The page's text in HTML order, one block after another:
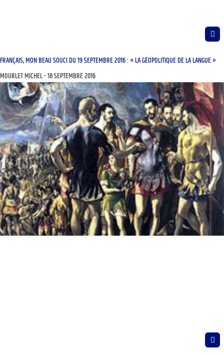
FRANÇAIS, MON BEAU SOUCI DU 19 SEPTEMBRE 2016 : « LA GÉOPOLITIQUE DE LA LANGUE »
MOURLET MICHEL 18 SEPTEMBRE 2016